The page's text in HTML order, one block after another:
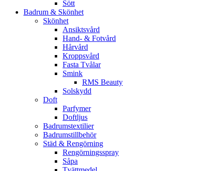
Sött
Badrum & Skönhet
Skönhet
Ansiktsvård
Hand- & Fotvård
Hårvård
Kroppsvård
Fasta Tvålar
Smink
RMS Beauty
Solskydd
Doft
Parfymer
Doftljus
Badrumstextilier
Badrumstillbehör
Städ & Rengörning
Rengörningsspray
Såpa